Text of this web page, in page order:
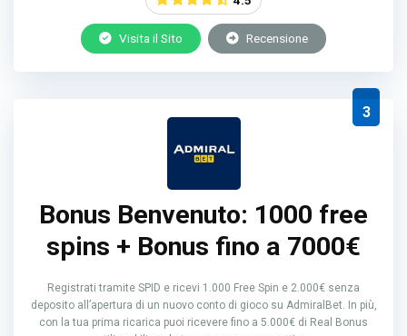
Visita il Sito Recensione
3
Bonus Benvenuto: 1000 free
spins + Bonus fino a 7000€
Registrati tramite SPID e ricevi 1.000 Free Spin e 2.000€ senza
deposito all’apertura di un nuovo conto di gioco su AdmiralBet. In più,
con la tua prima ricarica puoi ricevere fino a 5.000€ di Real Bonus